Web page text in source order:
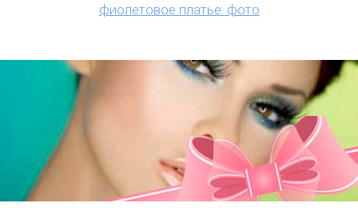
фиолетовое платье: фото